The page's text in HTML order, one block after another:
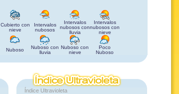
Cubierto con
nieve
Intervalos
nubosos
Intervalos
nubosos con
lluvia
Intervalos
nubosos con
nieve
Nuboso
Nuboso con
lluvia
Nuboso con
nieve
Poco
Nuboso
Índice Ultravioleta